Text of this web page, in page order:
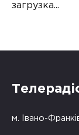
загрузка...
м. Івано-